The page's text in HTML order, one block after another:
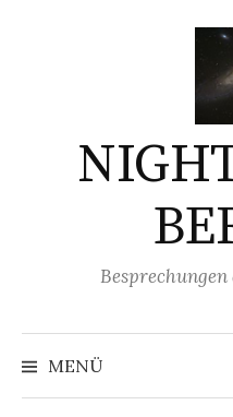
MENÜ